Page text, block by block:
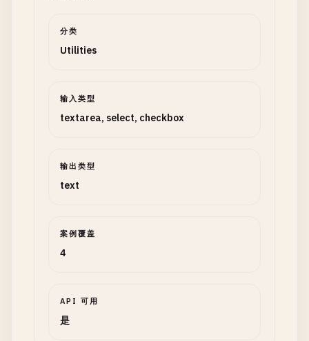
分类
Utilities
输入类型
textarea, select, checkbox
输出类型
text
案例覆盖
4
API 可用
是